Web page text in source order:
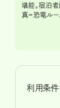
堪能。宿泊者
真＝恐竜ルー
利用条